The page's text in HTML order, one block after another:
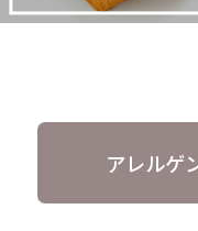
アレルゲ